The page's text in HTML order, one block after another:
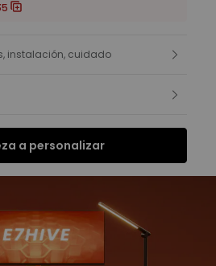
instalación, cuidado
a personalizar